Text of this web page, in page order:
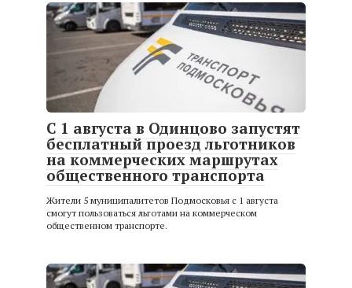
С 1 августа в Одинцово запустят
бесплатный проезд льготников
на коммерческих маршрутах
общественного транспорта
Жители 5 муниципалитетов Подмосковья с 1 августа
смогут пользоваться льготами на коммерческом
общественном транспорте.